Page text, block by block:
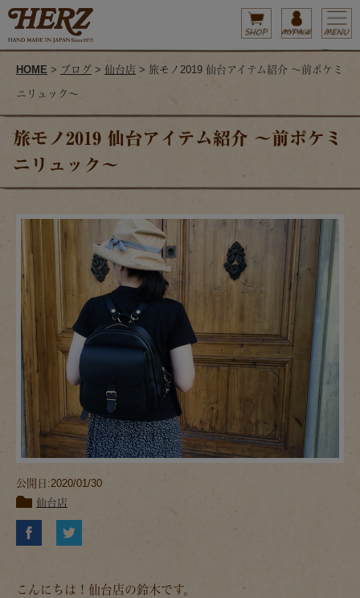
HOME > ブログ > 仙台店 > 旅モノ2019 仙台アイテム紹介 ～前ポケミ
ニリュック～
旅モノ2019 仙台アイテム紹介 ～前ポケミ
ニリュック～
公開日:2020/01/30
仙台店
こんにちは！仙台店の鈴木です。